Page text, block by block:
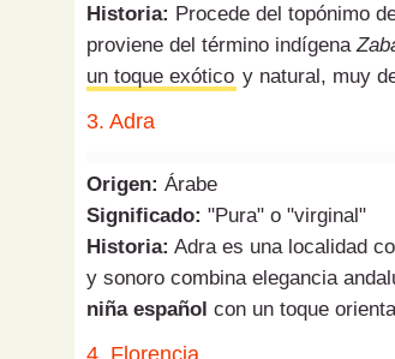
Historia: Procede del topónimo
proviene del término indígena
un toque exótico y natural, muy
3. Adra
Origen: Árabe
Significado: "Pura" o "virginal"
Historia: Adra es una localidad
y sonoro combina elegancia
niña español con un toque
4. Florencia